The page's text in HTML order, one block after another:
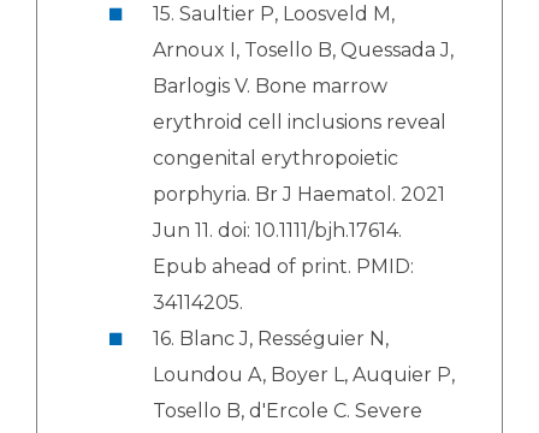
15. Saultier P, Loosveld M,
Arnoux I, Tosello B, Quessada J,
Barlogis V. Bone marrow
erythroid cell inclusions reveal
congenital erythropoietic
porphyria. Br J Haematol. 2021
Jun 11. doi: 10.1111/bjh.17614.
Epub ahead of print. PMID:
34114205.
16. Blanc J, Rességuier N,
Loundou A, Boyer L, Auquier P,
Tosello B, d'Ercole C. Severe